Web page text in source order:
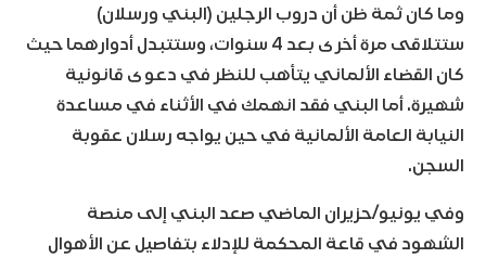
وما كان ثمة ظن أن دروب الرجلين (البني ورسلان)
ستتلاقى مرة أخرى بعد 4 سنوات، وستتبدل أدوارهما حيث
كان القضاء الألماني يتأهب للنظر في دعوى قانونية
شهيرة. أما البني فقد انهمك في الأثناء في مساعدة
النيابة العامة الألمانية في حين يواجه رسلان عقوبة
السجن.
وفي يونيو/حزيران الماضي صعد البني إلى منصة
الشهود في قاعة المحكمة للإدلاء بتفاصيل عن الأهوال